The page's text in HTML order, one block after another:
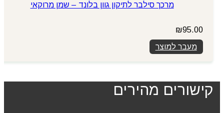
מרכך סילבר לתיקון גוון בלונד – שמן מרוקאי
₪95.00
מעבר למוצר
קישורים מהירים